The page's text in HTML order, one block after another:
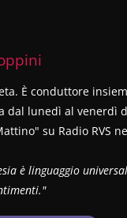
È conduttore
dal lunedì al venerdì
su Radio RVS
è linguaggio